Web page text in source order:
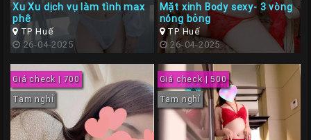
Xu Xu dịch vụ làm tình max
phê
TP Huế
26-04-2025
Mặt xinh Body sexy- 3 vòng
nóng bỏng
TP Huế
26-04-2025
Giá check | 700
Tạm nghỉ
Giá check | 500
Tạm nghỉ